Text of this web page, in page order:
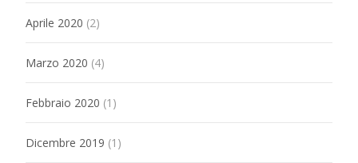
Aprile 2020 (2)
Marzo 2020 (4)
Febbraio 2020 (1)
Dicembre 2019 (1)